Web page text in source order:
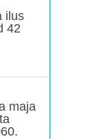
ilus
42
maja